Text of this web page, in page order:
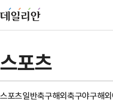
스포츠
스포츠일반축구해외축구야구해